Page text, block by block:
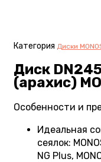
Категория Диски
Диск
(арахис)
Особенности и
Идеальная
сеялок:
NG Plus,